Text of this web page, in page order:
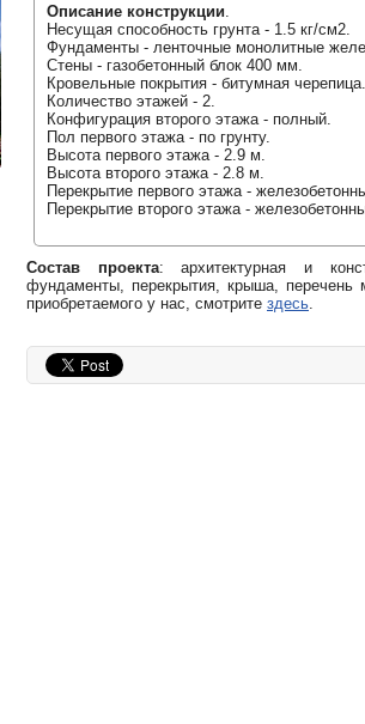
Описание конструкции.
Несущая способность грунта - 1.5 кг/см2.
Фундаменты - ленточные монолитные
Стены - газобетонный блок 400 мм.
Кровельные покрытия - битумная черепица.
Количество этажей - 2.
Конфигурация второго этажа - полный.
Пол первого этажа - по грунту.
Высота первого этажа - 2.9 м.
Высота второго этажа - 2.8 м.
Перекрытие первого этажа -
Перекрытие второго этажа -
Состав проекта: архитектурная и
фундаменты, перекрытия, крыша, перечень
приобретаемого у нас, смотрите здесь.